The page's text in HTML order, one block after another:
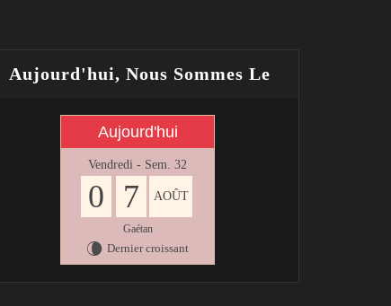
Aujourd'hui, Nous Sommes Le
Aujourd'hui
Vendredi - Sem. 32
0 7 AOÛT
Gaétan
V Dernier croissant